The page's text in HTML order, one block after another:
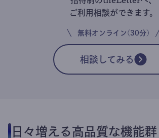
ご利用相談ができます。
無料オンライン(30分)
相談してみる
日々増える高品質な機能群